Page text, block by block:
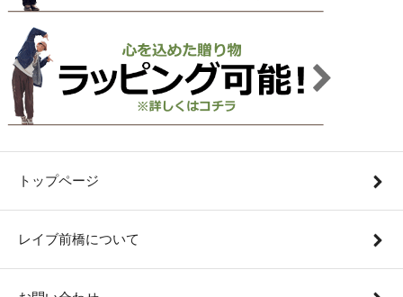
トップページ
レイブ前橋について